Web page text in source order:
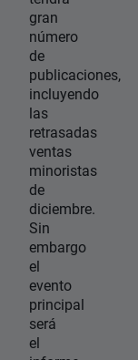
gran
número
de
publicaciones,
incluyendo
las
retrasadas
ventas
minoristas
de
diciembre.
Sin
embargo
el
evento
principal
será
el